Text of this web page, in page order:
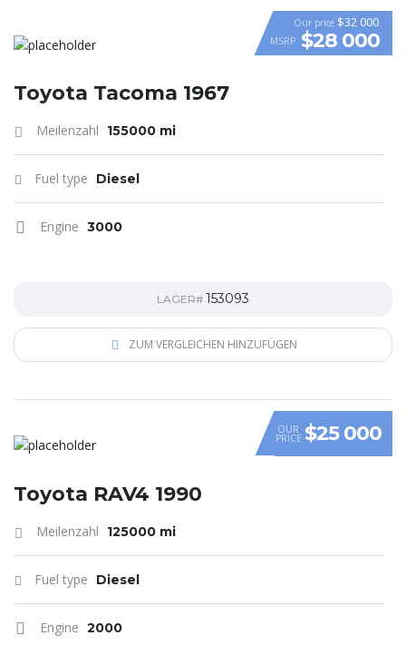
Our price $32 000
MSRP $28 000
Toyota Tacoma 1967
Meilenzahl 155000 mi
Fuel type Diesel
Engine 3000
LAGER# 153093
ZUM VERGLEICHEN HINZUFÜGEN
OUR
PRICE $25 000
Toyota RAV4 1990
Meilenzahl 125000 mi
Fuel type Diesel
Engine 2000